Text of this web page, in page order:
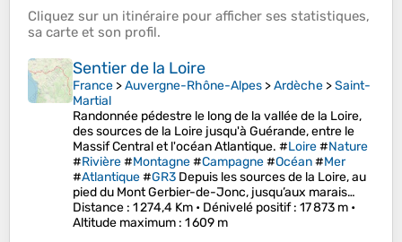
Cliquez sur un itinéraire pour afficher ses statistiques,
sa carte et son profil.
Sentier de la Loire
France >Auvergne-Rhône-Alpes >Ardèche >Saint-
Martial
Randonnée pédestre le long de la vallée de la Loire,
des sources de la Loire jusqu'à Guérande, entre le
Massif Central et l'océan Atlantique. #Loire#Nature
#Rivière#Montagne#Campagne#Océan#Mer
#Atlantique#GR3 Depuis les sources de la Loire, au
pied du Mont Gerbier-de-Jonc, jusqu’aux marais…
Distance : 1 274,4 Km • Dénivelé positif: 17 873 m •
Altitude maximum : 1 609 m